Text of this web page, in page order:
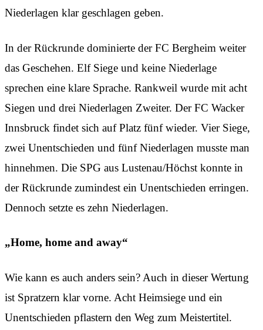
Niederlagen klar geschlagen geben.
In der Rückrunde dominierte der FC Bergheim weiter
das Geschehen. Elf Siege und keine Niederlage
sprechen eine klare Sprache. Rankweil wurde mit acht
Siegen und drei Niederlagen Zweiter. Der FC Wacker
Innsbruck findet sich auf Platz fünf wieder. Vier Siege,
zwei Unentschieden und fünf Niederlagen musste man
hinnehmen. Die SPG aus Lustenau/Höchst konnte in
der Rückrunde zumindest ein Unentschieden erringen.
Dennoch setzte es zehn Niederlagen.
„Home, home and away“
Wie kann es auch anders sein? Auch in dieser Wertung
ist Spratzern klar vorne. Acht Heimsiege und ein
Unentschieden pflastern den Weg zum Meistertitel.